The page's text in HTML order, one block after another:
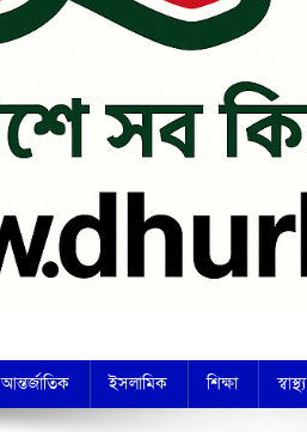
আন্তর্জাতিক ইসলামিক শিক্ষা স্বাস্থ্য